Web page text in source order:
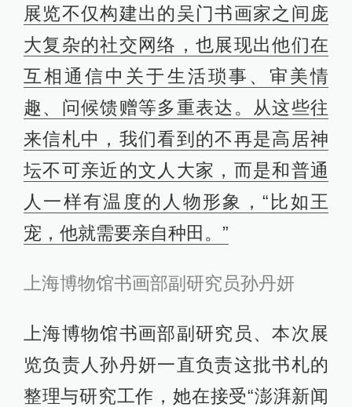
展览不仅构建出的吴门书画家之间庞
大复杂的社交网络，也展现出他们在
互相通信中关于生活琐事、审美情
趣、问候馈赠等多重表达。从这些往
来信札中，我们看到的不再是高居神
坛不可亲近的文人大家，而是和普通
人一样有温度的人物形象，“比如王
宠，他就需要亲自种田。”
上海博物馆书画部副研究员孙丹妍
上海博物馆书画部副研究员、本次展
览负责人孙丹妍一直负责这批书札的
整理与研究工作，她在接受“澎湃新闻